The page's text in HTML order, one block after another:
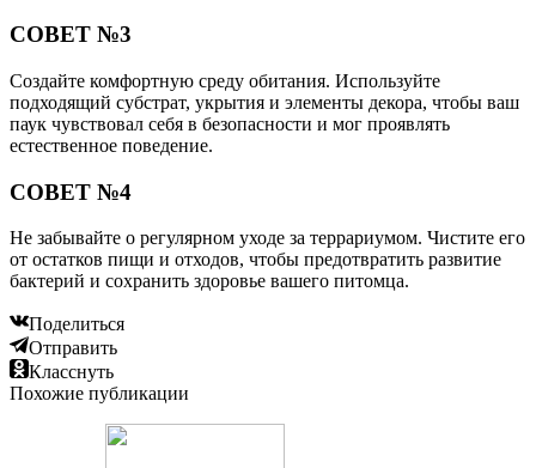
СОВЕТ №3
Создайте комфортную среду обитания. Используйте
подходящий субстрат, укрытия и элементы декора, чтобы ваш
паук чувствовал себя в безопасности и мог проявлять
естественное поведение.
СОВЕТ №4
Не забывайте о регулярном уходе за террариумом. Чистите его
от остатков пищи и отходов, чтобы предотвратить развитие
бактерий и сохранить здоровье вашего питомца.
Поделиться
Отправить
Класснуть
Похожие публикации